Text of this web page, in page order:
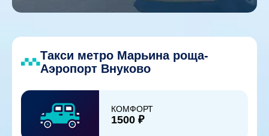
Такси метро Марьина роща-
Аэропорт Внуково
КОМФОРТ
1500 ₽